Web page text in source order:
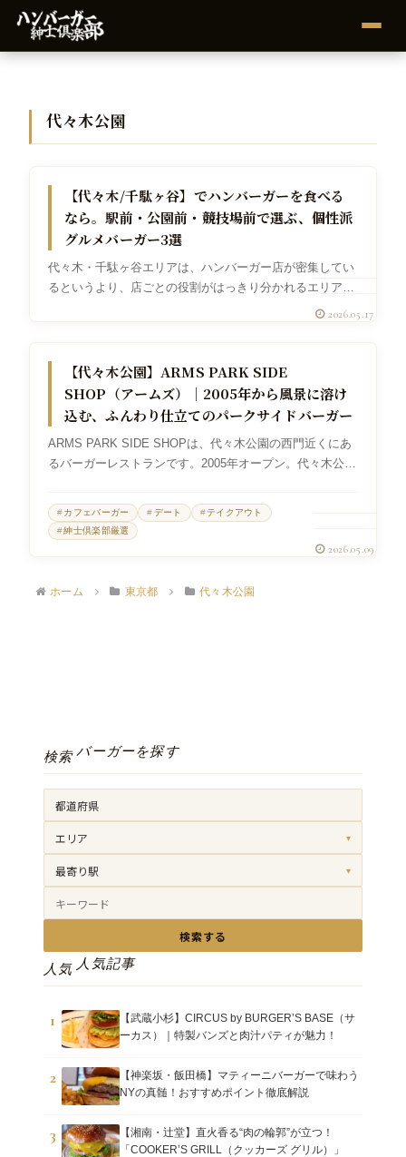
代々木公園
【代々木/千駄ヶ谷】でハンバーガーを食べる
なら。駅前・公園前・競技場前で選ぶ、個性派
グルメバーガー3選
代々木・千駄ヶ谷エリアは、ハンバーガー店が密集してい
るというより、店ごとの役割がはっきり分かれるエリアで
す。代々木駅前には、パンから作るベーカリー発想のスマ
めるパークサイドバーガー。千駄ヶ...
2026.05.17
【代々木公園】ARMS PARK SIDE
SHOP（アームズ）｜2005年から風景に溶け
込む、ふんわり仕立てのパークサイドバーガー
ARMS PARK SIDE SHOPは、代々木公園の西門近くにあ
るバーガーレストランです。2005年オープン。代々木公園
で食べるのはもちろん、テイクアウトして公園で食べる使
い方まで含めて...
2026.05.09
カフェバーガー デート
テイクアウト
紳士倶楽部厳選
ホーム 東京都 代々木公園
検索 バーガーを探す
エリア ▾
最寄り駅 ▾
検索する
人気 人気記事
1
【武蔵小杉】CIRCUS by BURGER’S BASE（サ
ーカス）｜特製バンズと肉汁パティが魅力！
2
【神楽坂・飯田橋】マティーニバーガーで味わう
NYの真髄！おすすめポイント徹底解説
3
【湘南・辻堂】直火香る“肉の輪郭”が立つ！
「COOKER’S GRILL（クッカーズ グリル）」